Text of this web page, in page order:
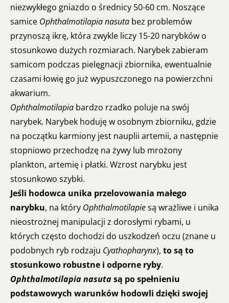
niezwykłego gniazdo o średnicy 50-60 cm. Noszące
samice Ophthalmotilapia nasuta bez problemów
przynoszą ikrę, która zwykle liczy 15-20 narybków o
stosunkowo dużych rozmiarach. Narybek zabieram
samicom podczas pielęgnacji zbiornika, ewentualnie
czasami łowię go już wypuszczonego na powierzchni
akwarium.
Ophthalmotilapia bardzo rzadko poluje na swój
narybek. Narybek hoduję w osobnym zbiorniku, gdzie
na początku karmiony jest nauplii artemii, a następnie
stopniowo przechodzę na żywy lub mrożony
plankton, artemię i płatki. Wzrost narybku jest
stosunkowo szybki.
Jeśli hodowca unika przelovowania małego
narybku, na który Ophthalmotilapiesą wrażliwe i unika
nieostrożnej manipulacji z dorosłymi rybami, u
których często dochodzi do uszkodzeń oczu (znane u
podobnych ryb rodzaju Cyathopharynx), to są to
stosunkowo robustne i odporne ryby.
Ophthalmotilapia nasutasą po spełnieniu
podstawowych warunków hodowli dzięki swojej